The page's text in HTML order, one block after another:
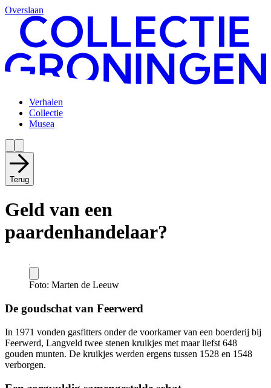
Overslaan
Verhalen
Collectie
Musea
Terug
Geld van een
paardenhandelaar?
Foto: Marten de Leeuw
De goudschat van Feerwerd
In 1971 vonden gasfitters onder de voorkamer van een boerderij bij
Feerwerd, Langveld twee stenen kruikjes met maar liefst 648
gouden munten. De kruikjes werden ergens tussen 1528 en 1548
verborgen.